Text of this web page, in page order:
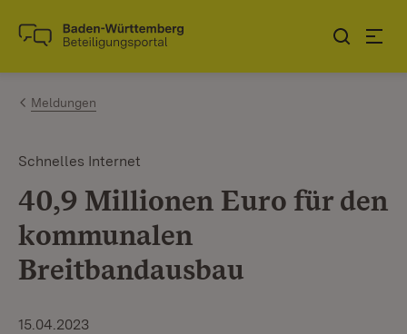
Zum Inhalt springen
Link zur Startseite
Meldungen
Schnelles Internet
40,9 Millionen Euro für den
kommunalen
Breitbandausbau
15.04.2023